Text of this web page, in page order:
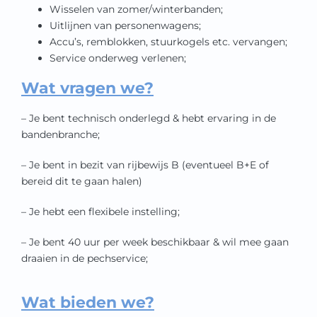
Wisselen van zomer/winterbanden;
Uitlijnen van personenwagens;
Accu’s, remblokken, stuurkogels etc. vervangen;
Service onderweg verlenen;
Wat vragen we?
– Je bent technisch onderlegd & hebt ervaring in de
bandenbranche;
– Je bent in bezit van rijbewijs B (eventueel B+E of
bereid dit te gaan halen)
– Je hebt een flexibele instelling;
– Je bent 40 uur per week beschikbaar & wil mee gaan
draaien in de pechservice;
Wat bieden we?